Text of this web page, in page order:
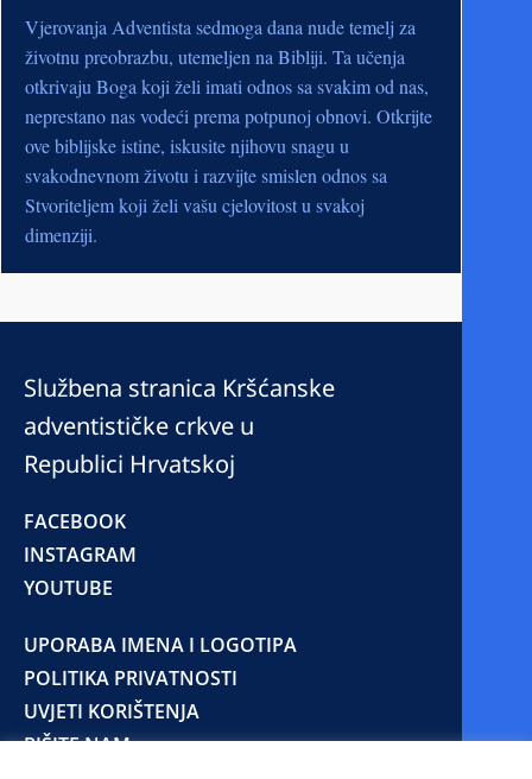
Vjerovanja Adventista sedmoga dana nude temelj za
životnu preobrazbu, utemeljen na Bibliji. Ta učenja
otkrivaju Boga koji želi imati odnos sa svakim od nas,
neprestano nas vodeći prema potpunoj obnovi. Otkrijte
ove biblijske istine, iskusite njihovu snagu u
svakodnevnom životu i razvijte smislen odnos sa
Stvoriteljem koji želi vašu cjelovitost u svakoj
dimenziji.
Službena stranica Kršćanske
adventističke crkve u
Republici Hrvatskoj
FACEBOOK
INSTAGRAM
YOUTUBE
UPORABA IMENA I LOGOTIPA
POLITIKA PRIVATNOSTI
UVJETI KORIŠTENJA
PIŠITE NAM